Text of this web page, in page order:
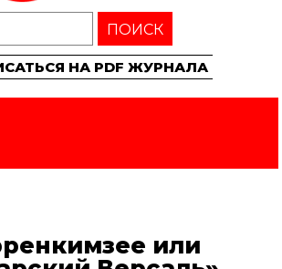
ПОИСК
НА PDF ЖУРНАЛА
или